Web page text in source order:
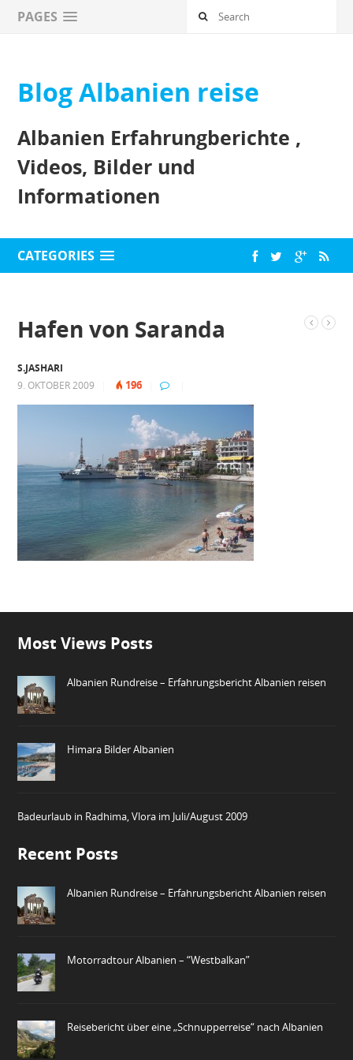
PAGES
Blog Albanien reise
Albanien Erfahrungberichte ,
Videos, Bilder und
Informationen
CATEGORIES
Hafen von Saranda
S.JASHARI
9. OKTOBER 2009
196
Most Views Posts
Albanien Rundreise – Erfahrungsbericht Albanien reisen
Himara Bilder Albanien
Badeurlaub in Radhima, Vlora im Juli/August 2009
Recent Posts
Albanien Rundreise – Erfahrungsbericht Albanien reisen
Motorradtour Albanien – “Westbalkan”
Reisebericht über eine „Schnupperreise“ nach Albanien